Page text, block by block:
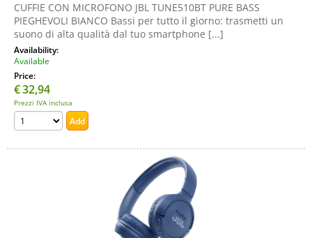
CUFFIE CON MICROFONO JBL TUNE510BT PURE BASS
PIEGHEVOLI BIANCO Bassi per tutto il giorno: trasmetti un
suono di alta qualità dal tuo smartphone [...]
Availability:
Available
Price:
€32,94
Prezzi IVA inclusa